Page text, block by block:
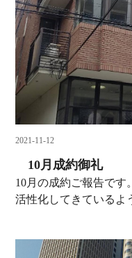
2021-11-12
10月成約御礼
10月の成約ご報告です
活性化してきているよ